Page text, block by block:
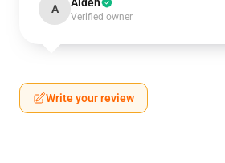
A
Verified owner
Write your review